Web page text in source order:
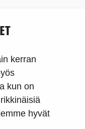
kerran
kun on
hyvät